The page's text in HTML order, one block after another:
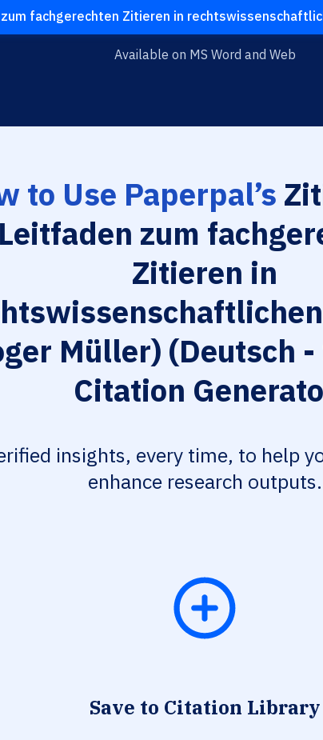
fachgerechten Zitieren in
Available on MS Word and Web
to Use Paperpal’s
Leitfaden zum
Zitieren in
Müller) (Deutsch
Citation
insights, every time, to help
enhance research outputs.
Save to Citation Library